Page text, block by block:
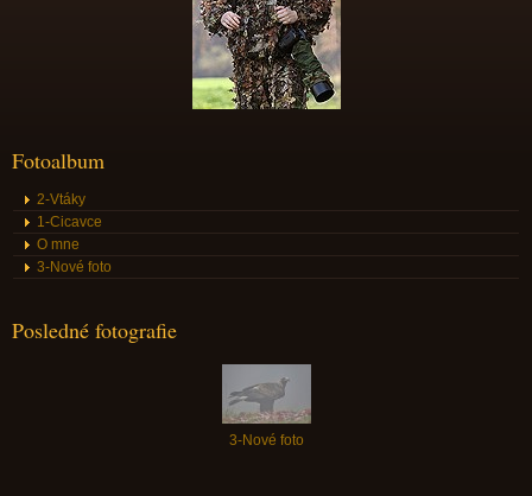
Fotoalbum
2-Vtáky
1-Cicavce
O mne
3-Nové foto
Posledné fotografie
3-Nové foto